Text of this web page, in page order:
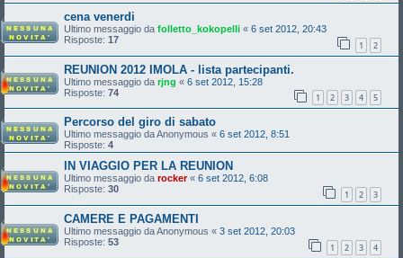
cena venerdi
Ultimo messaggio da folletto_kokopelli « 6 set 2012, 20:43
Risposte: 17 1 2
REUNION 2012 IMOLA - lista partecipanti.
Ultimo messaggio da rjng « 6 set 2012, 15:28
Risposte: 74 1 2 3 4 5
Percorso del giro di sabato
Ultimo messaggio daAnonymous « 6 set 2012, 8:51
Risposte: 4
IN VIAGGIO PER LA REUNION
Ultimo messaggio da rocker« 6 set 2012, 6:08
Risposte: 30 1 2 3
CAMERE E PAGAMENTI
Ultimo messaggio daAnonymous « 3 set 2012, 20:03
Risposte: 53 1 2 3 4